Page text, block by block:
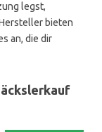
legst,
bieten
an, die dir